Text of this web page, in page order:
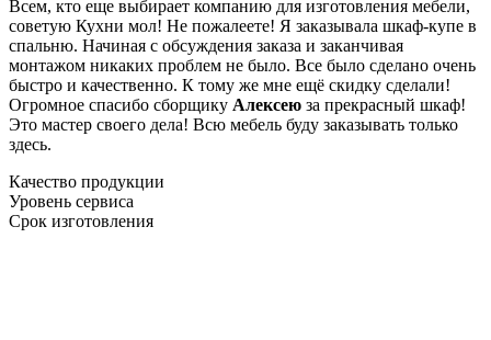
Всем, кто еще выбирает компанию для изготовления мебели,
советую Кухни мол! Не пожалеете! Я заказывала шкаф-купе в
спальню. Начиная с обсуждения заказа и заканчивая
монтажом никаких проблем не было. Все было сделано очень
быстро и качественно. К тому же мне ещё скидку сделали!
Огромное спасибо сборщику Алексею за прекрасный шкаф!
Это мастер своего дела! Всю мебель буду заказывать только
здесь.
Качество продукции
Уровень сервиса
Срок изготовления